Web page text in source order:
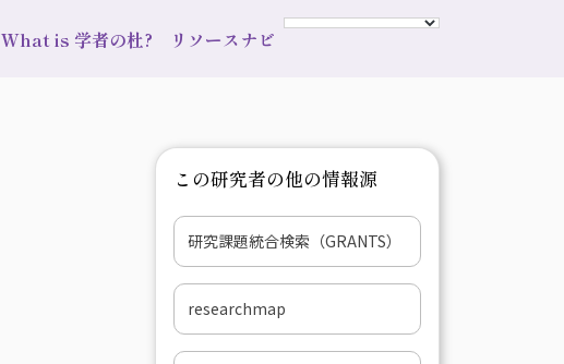
What is 学者の杜? リソースナビ
この研究者の他の情報源
研究課題統合検索（GRANTS）
researchmap